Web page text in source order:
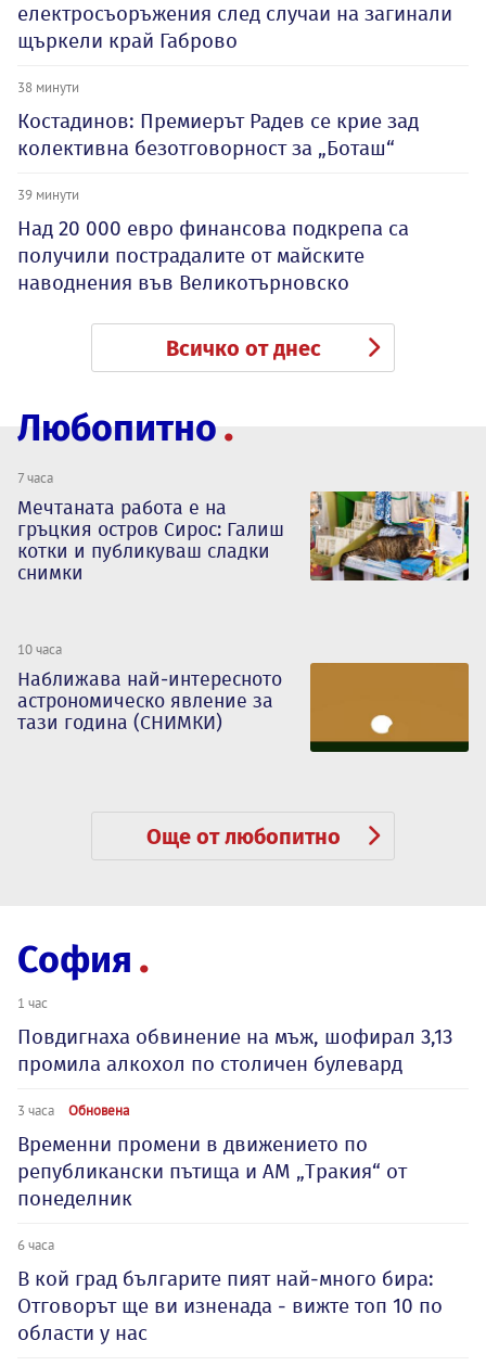
електросъоръжения след случаи на загинали
щъркели край Габрово
38 минути
Костадинов: Премиерът Радев се крие зад
колективна безотговорност за „Боташ“
39 минути
Над 20 000 евро финансова подкрепа са
получили пострадалите от майските
наводнения във Великотърновско
Всичко от днес
Любопитно
7 часа
Мечтаната работа е на
гръцкия остров Сирос: Галиш
котки и публикуваш сладки
снимки
10 часа
Наближава най-интересното
астрономическо явление за
тази година (СНИМКИ)
Още от любопитно
София
1 час
Повдигнаха обвинение на мъж, шофирал 3,13
промила алкохол по столичен булевард
3 часа Обновена
Временни промени в движението по
републикански пътища и АМ „Тракия“ от
понеделник
6 часа
В кой град българите пият най-много бира:
Отговорът ще ви изненада - вижте топ 10 по
области у нас